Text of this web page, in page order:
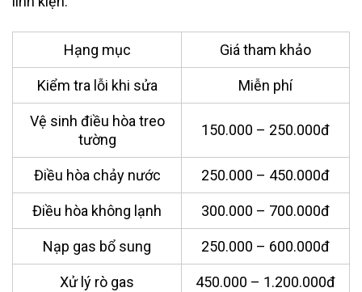
Hạng mục Giá tham khảo
Kiểm tra lỗi khi sửa Miễn phí
Vệ sinh điều hòa treo
tường
150.000 – 250.000đ
Điều hòa chảy nước 250.000 – 450.000đ
Điều hòa không lạnh 300.000 – 700.000đ
Nạp gas bổ sung 250.000 – 600.000đ
Xử lý rò gas 450.000 – 1.200.000đ